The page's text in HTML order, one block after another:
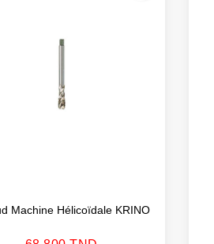
Machine Hélicoïdale KRINO